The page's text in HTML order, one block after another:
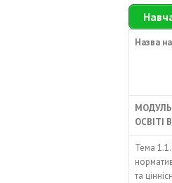
Назва
МОДУЛЬ
ОСВІТІ
Тема
та